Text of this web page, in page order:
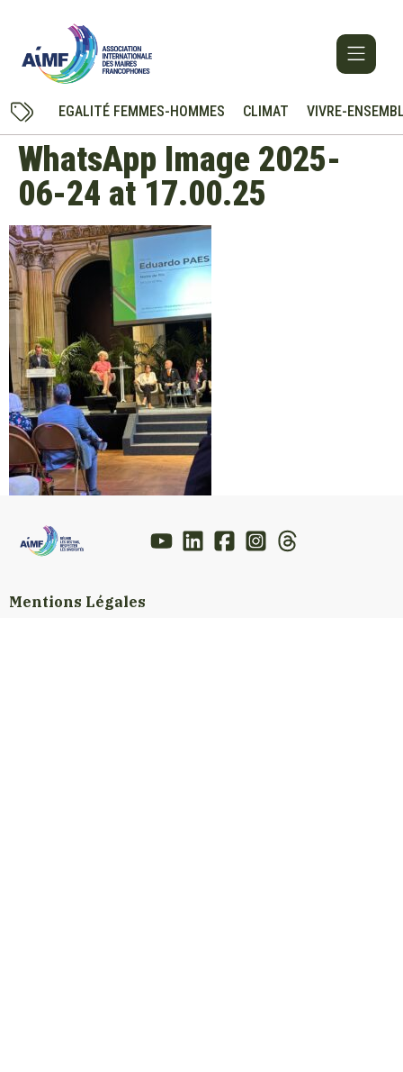
EGALITÉ FEMMES-HOMMES CLIMAT VIVRE-
WhatsApp Image 2025-
06-24 at 17.00.25
Mentions Légales